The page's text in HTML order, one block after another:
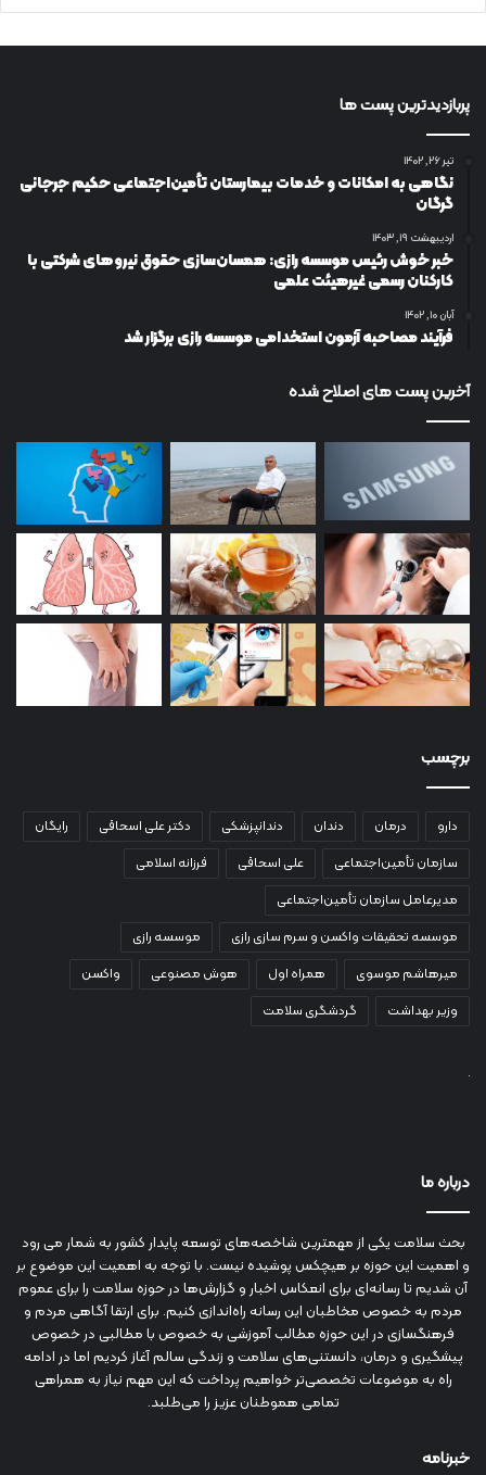
پربازدیدترین پست ها
تیر ۲۶, ۱۴۰۲
نگاهی به امکانات و خدمات بیمارستان تأمین‌اجتماعی حکیم جرجانی
گرگان
اردیبهشت ۱۹, ۱۴۰۳
خبر خوش رئیس موسسه رازی: همسان‌سازی حقوق نیروهای شرکتی با
کارکنان رسمی غیرهیئت علمی
آبان ۱۰, ۱۴۰۲
فرآیند مصاحبه آزمون استخدامی موسسه رازی برگزار شد
آخرین پست های اصلاح شده
برچسب
دارو درمان دندان دندانپزشکی دکتر علی اسحاقی
رایگان
سازمان تأمین‌اجتماعی
علی اسحاقی
فرزانه اسلامی
مدیرعامل سازمان تأمین‌اجتماعی
موسسه تحقیقات واکسن و سرم سازی رازی
موسسه رازی
میرهاشم موسوی
همراه اول هوش مصنوعی
واکسن
وزیر بهداشت
گردشگری سلامت
درباره ما
بحث سلامت یکی از مهمترین شاخصه‌های توسعه پایدار کشور به شمار می رود
و اهمیت این حوزه بر هیچکس پوشیده نیست. با توجه به اهمیت این موضوع بر
آن شدیم تا رسانه‌ای برای انعکاس اخبار و گزارش‌ها در حوزه سلامت را برای عموم
مردم به خصوص مخاطبان این رسانه راه‌اندازی کنیم. برای ارتقا آگاهی مردم و
فرهنگسازی در این حوزه مطالب آموزشی به خصوص با مطالبی در خصوص
پیشگیری و درمان، دانستنی‌های سلامت و زندگی سالم آغاز کردیم اما در ادامه
راه به موضوعات تخصصی‌تر خواهیم پرداخت که این مهم نیاز به همراهی
تمامی هموطنان عزیز را می‌طلبد.
خبرنامه